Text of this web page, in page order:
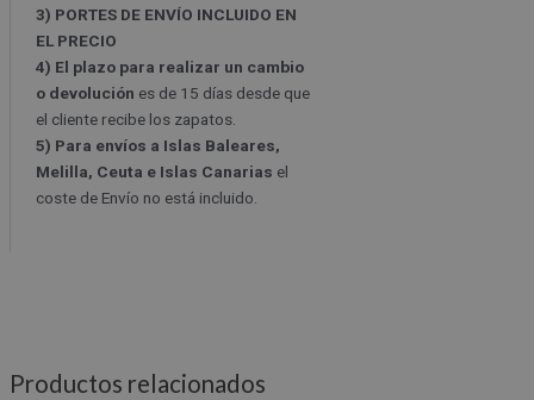
3) PORTES DE ENVÍO INCLUIDO EN
EL PRECIO
4) El plazo para realizar un cambio
o devolución es de 15 días desde que
el cliente recibe los zapatos.
5) Para envíos a Islas Baleares,
Melilla, Ceuta e Islas Canarias el
coste de Envío no está incluido.
Productos relacionados